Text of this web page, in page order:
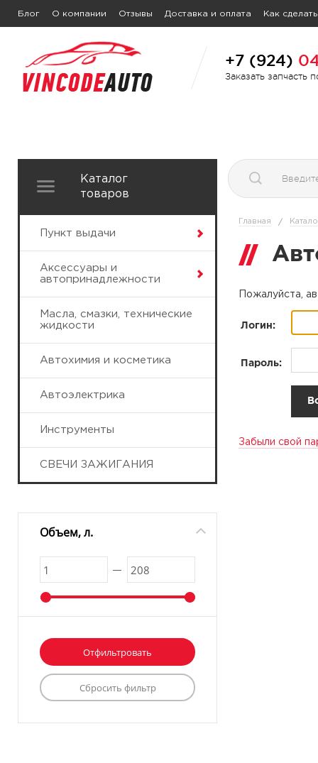
Блог О компании Отзывы Доставка и оплата Как
+7 (924)
Заказать запчасть
Каталог
товаров
Пункт выдачи
Аксессуары и
автопринадлежности
Масла, смазки, технические
жидкости
Автохимия и косметика
Автоэлектрика
Инструменты
СВЕЧИ ЗАЖИГАНИЯ
Объем, л.
Главная /
Пожалуйста,
Логин:
Пароль:
Забыли свой